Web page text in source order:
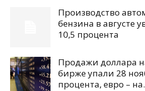
Производство
бензина в августе
10,5 процента
Продажи доллара
бирже упали 28
процента, евро –